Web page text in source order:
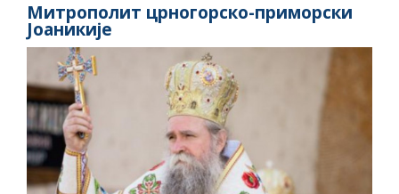
Митрополит црногорско-приморски
Јоаникије